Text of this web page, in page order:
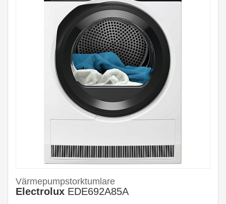
Värmepumpstorktumlare
Electrolux EDE692A85A